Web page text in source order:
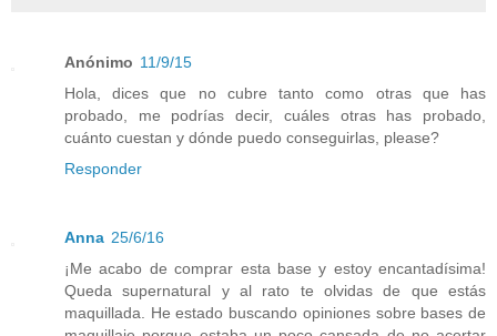
Anónimo 11/9/15
Hola, dices que no cubre tanto como otras que has
probado, me podrías decir, cuáles otras has probado,
cuánto cuestan y dónde puedo conseguirlas, please?
Responder
Anna 25/6/16
¡Me acabo de comprar esta base y estoy encantadísima!
Queda supernatural y al rato te olvidas de que estás
maquillada. He estado buscando opiniones sobre bases de